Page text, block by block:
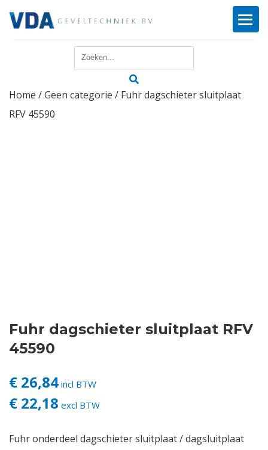
Reparatie
Login
Home /Geen categorie / Fuhr dagschieter sluitplaat
RFV 45590
Fuhr dagschieter sluitplaat RFV
45590
€ 26,84 incl BTW
€ 22,18 excl BTW
Fuhr onderdeel dagschieter sluitplaat / dagsluitplaat